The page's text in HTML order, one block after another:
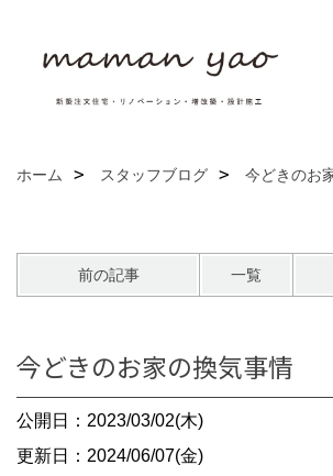
ホーム スタッフブログ 今どきのお
前の記事 一覧
今どきのお家の換気事情
公開日：2023/03/02(木)
更新日：2024/06/07(金)